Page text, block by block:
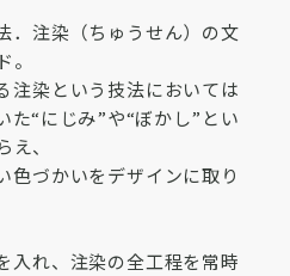
．注染（ちゅうせん）の文
注染という技法においては
た“にじみ”や“ぼかし”とい
、
色づかいをデザインに取り
入れ、注染の全工程を常時